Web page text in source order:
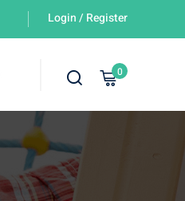
Login / Register
0